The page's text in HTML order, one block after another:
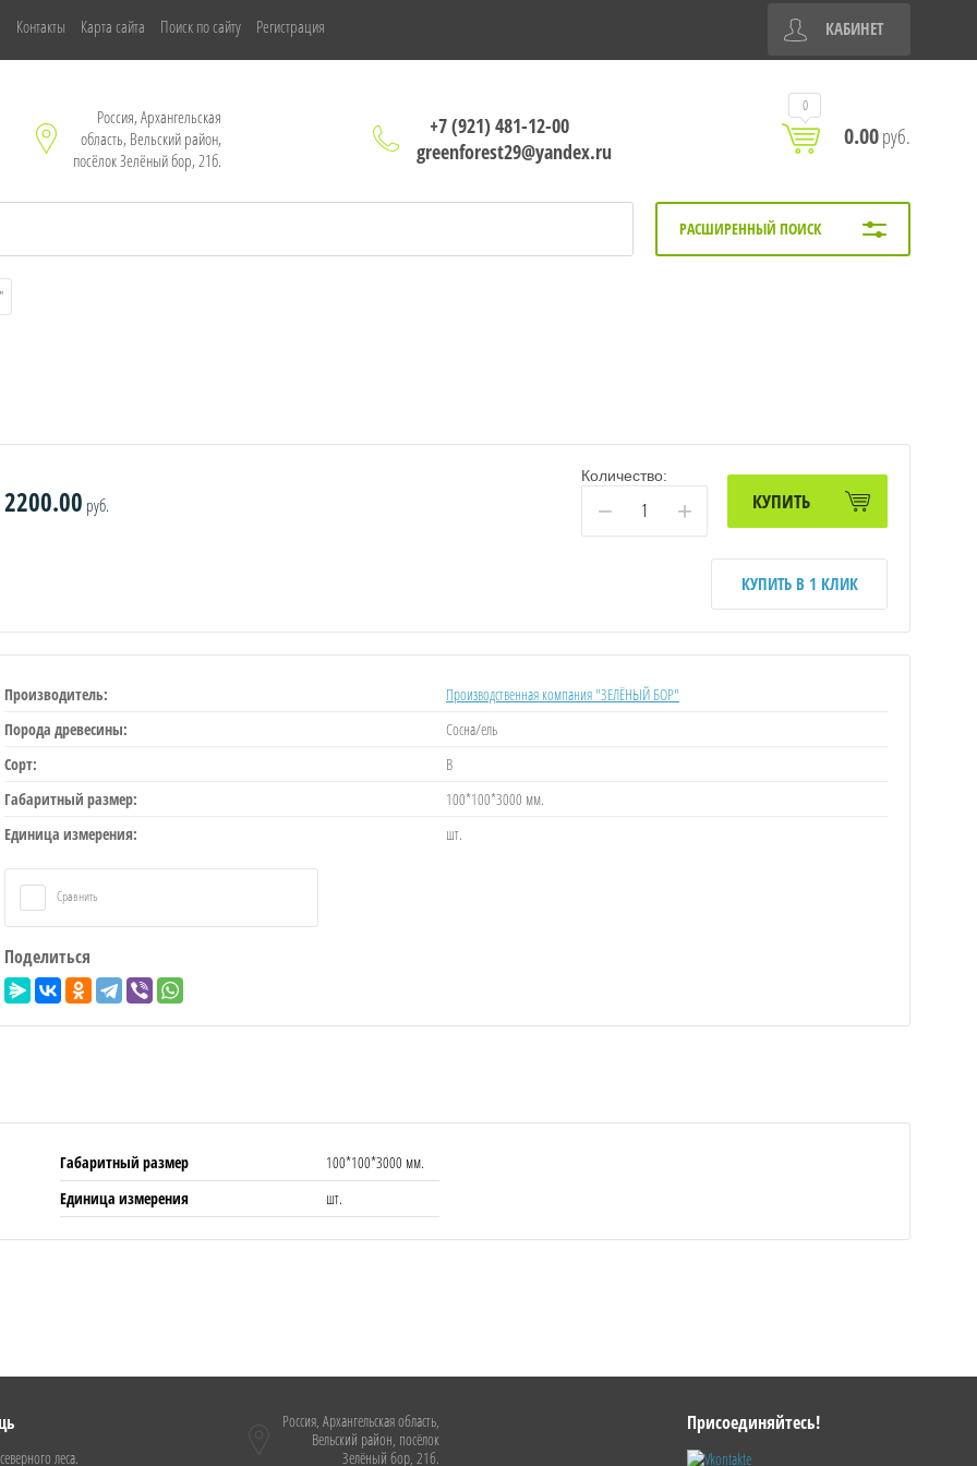
Контакты Карта сайта Поиск по сайту Регистрация КАБИНЕТ
Россия, Архангельская
область, Вельский район,
посёлок Зелёный бор, 21б.
+7 (921) 481-12-00
greenforest29@yandex.ru
0
0.00руб.
РАСШИРЕННЫЙ ПОИСК
2200.00 руб.
Количество:
− + КУПИТЬ
КУПИТЬ В 1 КЛИК
Производитель:
Производственная компания "ЗЕЛЁНЫЙ БОР"
Порода древесины:
Сосна/ель
Сорт:
B
Габаритный размер:
100*100*3000 мм.
Единица измерения:
шт.
Сравнить
Поделиться
Габаритный размер
100*100*3000 мм.
Единица измерения
шт.
леса.
Россия, Архангельская область,
Вельский район, посёлок
Зелёный бор, 21б.
Присоединяйтесь!